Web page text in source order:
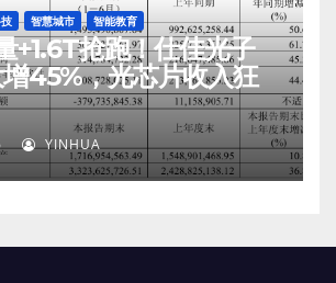
智慧城市 智能教育
+1.6T抢跑！仕佳光子
45%，光芯片收入狂
YINHUA